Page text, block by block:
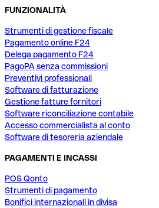
FUNZIONALITÀ
Strumenti di gestione fiscale
Pagamento online F24
Delega pagamento F24
PagoPA senza commissioni
Preventivi professionali
Software di fatturazione
Gestione fatture fornitori
Software riconciliazione contabile
Accesso commercialista al conto
Software di tesoreria aziendale
PAGAMENTI E INCASSI
POS Qonto
Strumenti di pagamento
Bonifici internazionali in divisa